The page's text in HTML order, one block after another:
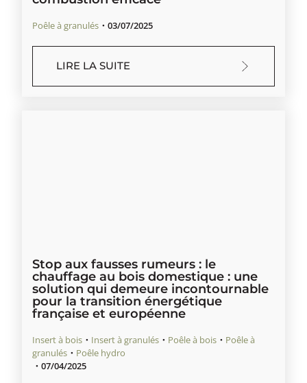
Poêle à granulés ・03/07/2025
LIRE LA SUITE
Stop aux fausses rumeurs : le
chauffage au bois domestique : une
solution qui demeure incontournable
pour la transition énergétique
française et européenne
Insert à bois ・ Insert à granulés ・ Poêle à bois ・ Poêle à
granulés ・ Poêle hydro
・07/04/2025